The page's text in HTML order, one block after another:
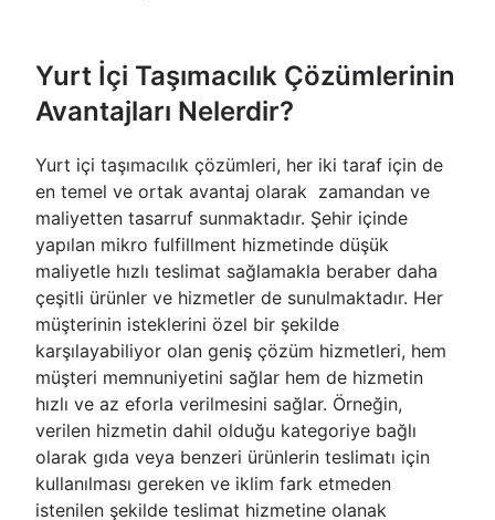
Yurt İçi Taşımacılık Çözümlerinin
Avantajları Nelerdir?
Yurt içi taşımacılık çözümleri, her iki taraf için de
en temel ve ortak avantaj olarak zamandan ve
maliyetten tasarruf sunmaktadır. Şehir içinde
yapılan mikro fulfillment hizmetinde düşük
maliyetle hızlı teslimat sağlamakla beraber daha
çeşitli ürünler ve hizmetler de sunulmaktadır. Her
müşterinin isteklerini özel bir şekilde
karşılayabiliyor olan geniş çözüm hizmetleri, hem
müşteri memnuniyetini sağlar hem de hizmetin
hızlı ve az eforla verilmesini sağlar. Örneğin,
verilen hizmetin dahil olduğu kategoriye bağlı
olarak gıda veya benzeri ürünlerin teslimatı için
kullanılması gereken ve iklim fark etmeden
istenilen şekilde teslimat hizmetine olanak